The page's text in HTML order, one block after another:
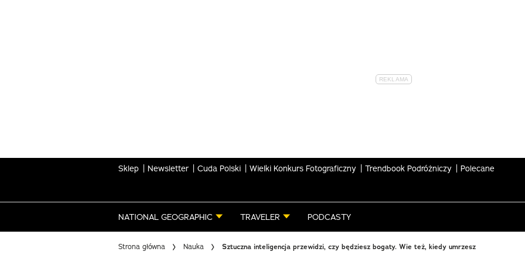
Sklep Newsletter Cuda Polski Wielki Konkurs Fotograficzny Trendbook Podróżniczy Polecane
NATIONAL GEOGRAPHIC TRAVELER PODCASTY
Strona główna Nauka Sztuczna inteligencja przewidzi, czy będziesz bogaty. Wie też, kiedy umrzesz